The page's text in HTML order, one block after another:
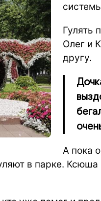
Гулять
Олег и
другу.
А пока
в парке. Ксюша